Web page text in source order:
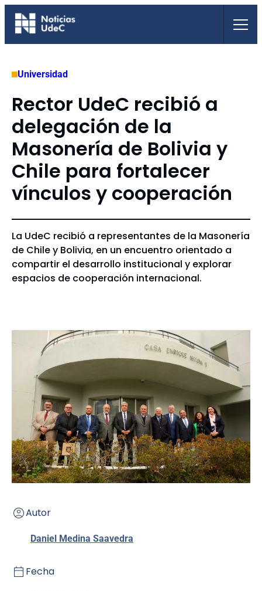
Saltar
Universidad
Rector UdeC recibió a
delegación de la
Masonería de Bolivia y
Chile para fortalecer
vínculos y cooperación
La UdeC recibió a representantes de la Masonería
de Chile y Bolivia, en un encuentro orientado a
compartir el desarrollo institucional y explorar
espacios de cooperación internacional.
Autor
Daniel Medina Saavedra
Fecha